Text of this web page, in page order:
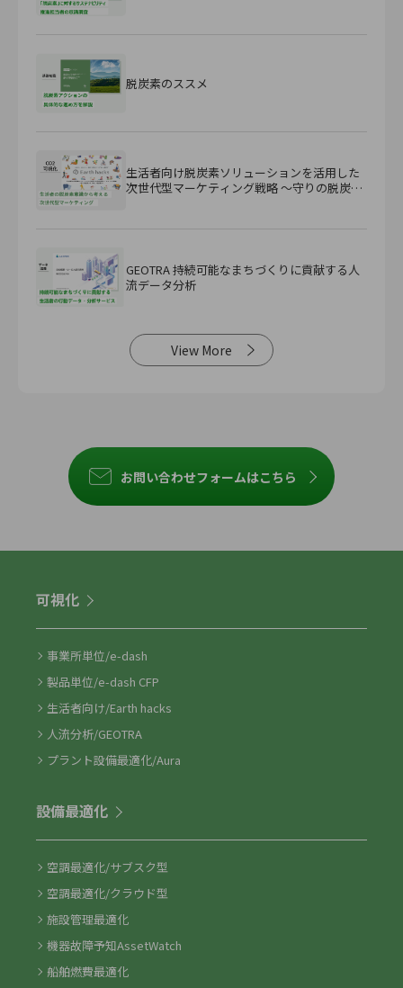
脱炭素のススメ
生活者向け脱炭素ソリューションを活用した
次世代型マーケティング戦略 ～守りの脱炭素
GEOTRA 持続可能なまちづくりに貢献する人
流データ分析
View More
お問い合わせフォームはこちら
可視化
事業所単位/e-dash
製品単位/e-dash CFP
生活者向け/Earth hacks
人流分析/GEOTRA
プラント設備最適化/Aura
設備最適化
空調最適化/サブスク型
空調最適化/クラウド型
施設管理最適化
機器故障予知AssetWatch
船舶燃費最適化